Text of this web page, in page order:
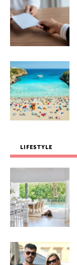
LIFESTYLE